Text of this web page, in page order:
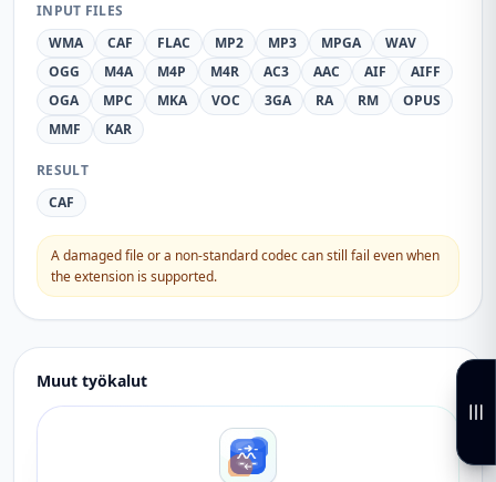
INPUT FILES
WMA
CAF FLAC MP2 MP3 MPGA
WAV
OGG
M4A M4P M4R AC3 AAC AIF
AIFF
OGA
MPC MKA VOC 3GA RA RM
OPUS
MMF
KAR
RESULT
CAF
A damaged file or a non-standard codec can still fail even when
the extension is supported.
Muut työkalut